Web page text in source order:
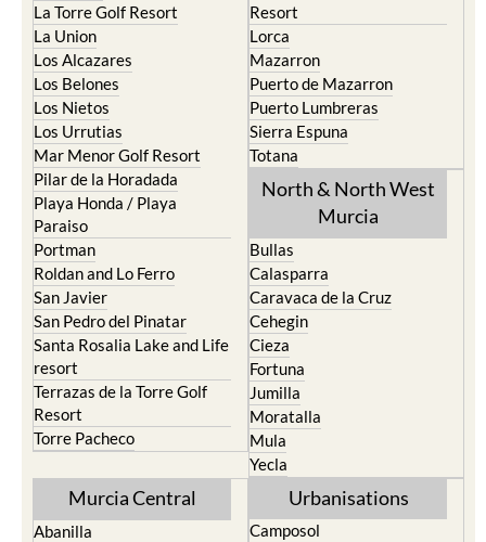
La Torre Golf Resort
La Union
Los Alcazares
Los Belones
Los Nietos
Los Urrutias
Mar Menor Golf Resort
Pilar de la Horadada
Playa Honda / Playa
Paraiso
Portman
Roldan and Lo Ferro
San Javier
San Pedro del Pinatar
Santa Rosalia Lake and Life
resort
Terrazas de la Torre Golf
Resort
Torre Pacheco
Resort
Lorca
Mazarron
Puerto de Mazarron
Puerto Lumbreras
Sierra Espuna
Totana
North & North West
Murcia
Bullas
Calasparra
Caravaca de la Cruz
Cehegin
Cieza
Fortuna
Jumilla
Moratalla
Mula
Yecla
Murcia Central
Abanilla
Urbanisations
Camposol